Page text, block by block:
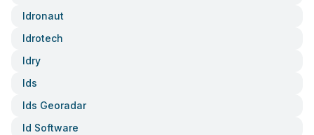
Idronaut
Idrotech
Idry
Ids
Ids Georadar
Id Software